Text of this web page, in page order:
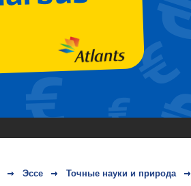
Эссе Точные науки и природа